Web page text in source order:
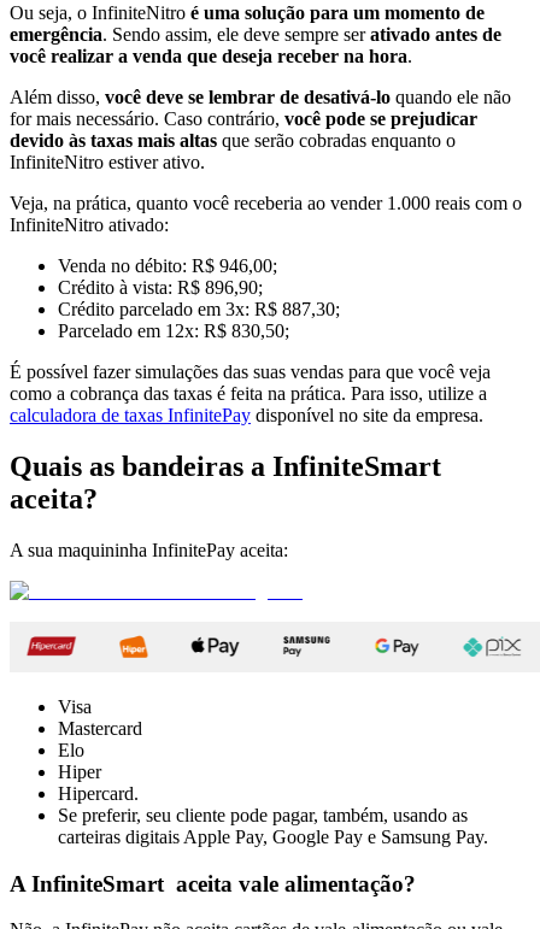
Ou seja, o InfiniteNitro é uma solução para um momento de
emergência. Sendo assim, ele deve sempre serativado antes de
você realizar a venda que deseja receber na hora.
Além disso, você deve se lembrar de desativá-lo quando ele não
for mais necessário. Caso contrário, você pode se prejudicar
devido às taxas mais altas que serão cobradas enquanto o
InfiniteNitro estiver ativo.
Veja, na prática, quanto você receberia ao vender 1.000 reais com o
InfiniteNitro ativado:
Venda no débito: R$ 946,00;
Crédito à vista: R$ 896,90;
Crédito parcelado em 3x: R$ 887,30;
Parcelado em 12x: R$ 830,50;
É possível fazer simulações das suas vendas para que você veja
como a cobrança das taxas é feita na prática. Para isso, utilize a
calculadora de taxas InfinitePay disponível no site da empresa.
Quais as bandeiras a InfiniteSmart
aceita?
A sua maquininha InfinitePay aceita:
Visa
Mastercard
Elo
Hiper
Hipercard.
Se preferir, seu cliente pode pagar, também, usando as
carteiras digitais Apple Pay, Google Pay e Samsung Pay.
A InfiniteSmart aceita vale alimentação?